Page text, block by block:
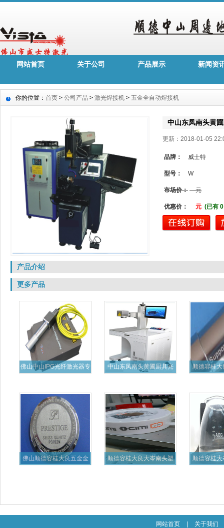
网站首页 关于公司 产品展示 新闻资
你的位置： 首页 > 公司产品 > 激光焊接机 > 五金全自动焊接机
中山东凤南头黄
更新：2018-01-05
品牌： 威士特
型号： W
市场价： 元
优惠价： 元 (已有
产品介绍
更多产品
佛山中山IPG光纤激光器专
中山东凤南头黄圃厨具光
顺德容桂大
佛山顺德容桂大良五金金
顺德容桂大良大岑南头塑
顺德容桂
网站首页 关于我们